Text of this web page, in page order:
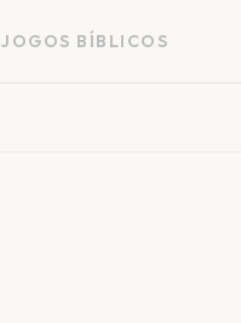
JOGOS BÍBLICOS